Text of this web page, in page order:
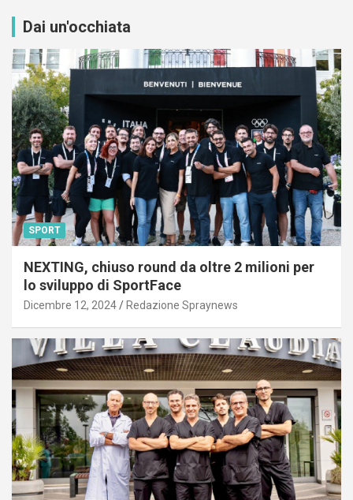
Dai un'occhiata
SPORT
NEXTING, chiuso round da oltre 2 milioni per
lo sviluppo di SportFace
Dicembre 12, 2024 Redazione Spraynews